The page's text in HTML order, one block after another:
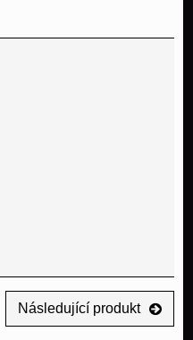
Následující produkt